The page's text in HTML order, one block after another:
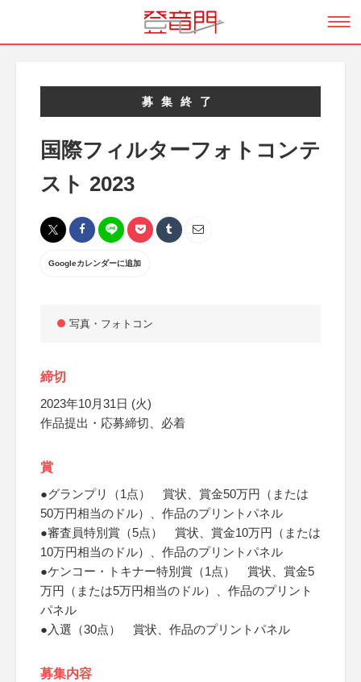
募集終了
国際フィルターフォトコンテ
スト 2023
Googleカレンダーに追加
写真・フォトコン
締切
2023年10月31日 (火)
作品提出・応募締切、必着
賞
●グランプリ（1点） 賞状、賞金50万円（または
50万円相当のドル）、作品のプリントパネル
●審査員特別賞（5点） 賞状、賞金10万円（または
10万円相当のドル）、作品のプリントパネル
●ケンコー・トキナー特別賞（1点） 賞状、賞金5
万円（または5万円相当のドル）、作品のプリント
パネル
●入選（30点） 賞状、作品のプリントパネル
募集内容